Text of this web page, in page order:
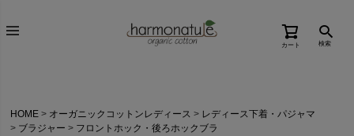
カート 検索
HOME オーガニックコットンレディース
レディース下着・パジャマ
ブラジャー
フロントホック・後ろホックブラ